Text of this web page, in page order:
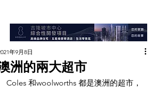
洲的兩大超市
年9月8日
Coles 和woolworths 都是澳洲的超市，